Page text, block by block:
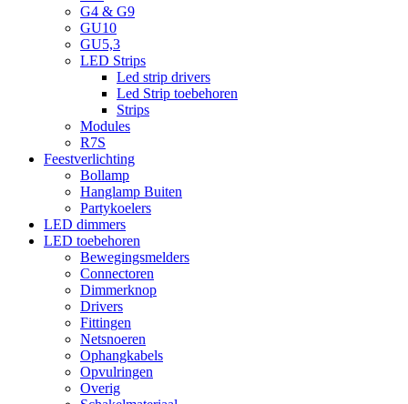
G4 & G9
GU10
GU5,3
LED Strips
Led strip drivers
Led Strip toebehoren
Strips
Modules
R7S
Feestverlichting
Bollamp
Hanglamp Buiten
Partykoelers
LED dimmers
LED toebehoren
Bewegingsmelders
Connectoren
Dimmerknop
Drivers
Fittingen
Netsnoeren
Ophangkabels
Opvulringen
Overig